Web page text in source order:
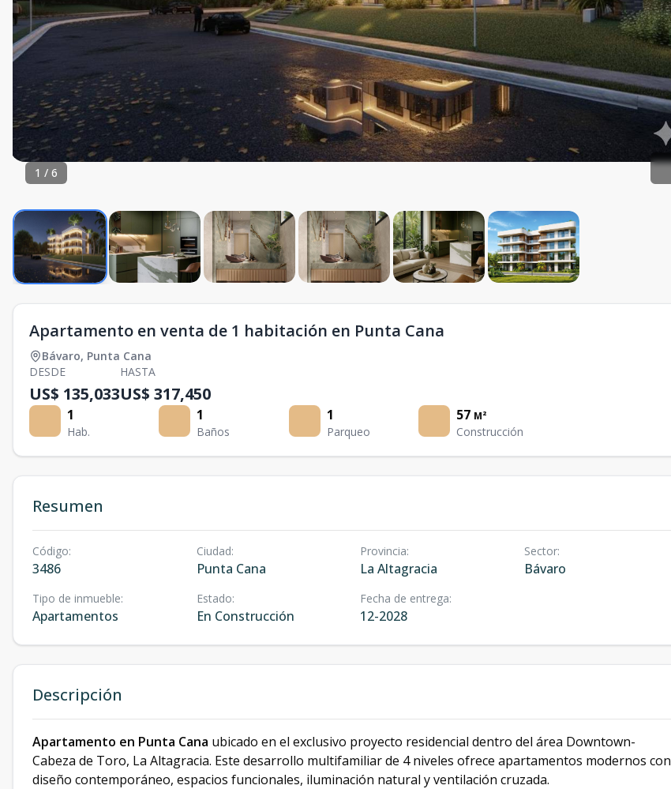
1 / 6
Apartamento en venta de 1 habitación en Punta Cana
Bávaro, Punta Cana
DESDE
US$ 135,033
HASTA
US$ 317,450
1
Hab.
1
Baños
1
Parqueo
57 M²
Construcción
Resumen
Código:
3486
Ciudad:
Punta Cana
Provincia:
La Altagracia
Sector:
Bávaro
Tipo de inmueble:
Apartamentos
Estado:
En Construcción
Fecha de entrega:
12-2028
Descripción
Apartamento en Punta Cana ubicado en el exclusivo proyecto residencial dentro del área Downtown-
Cabeza de Toro, La Altagracia. Este desarrollo multifamiliar de 4 niveles ofrece apartamentos modernos con
diseño contemporáneo, espacios funcionales, iluminación natural y ventilación cruzada.